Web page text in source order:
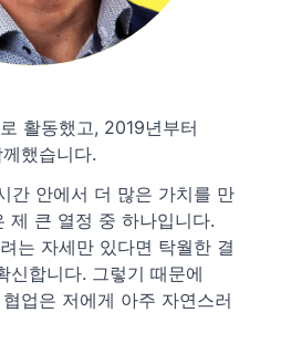
활동했고, 2019년부터
했습니다.
간 안에서 더 많은 가치를 만
제 큰 열정 중 하나입니다.
는 자세만 있다면 탁월한 결
신합니다. 그렇기 때문에
업은 저에게 아주 자연스러